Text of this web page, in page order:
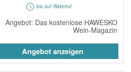
bis auf Widerruf
Angebot: Das kostenlose HAWESKO
Wein-Magazin
Angebot anzeigen